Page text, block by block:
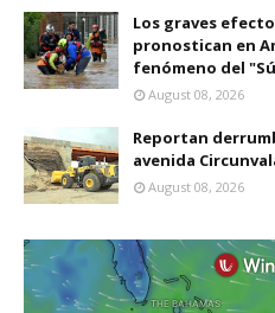
Los graves
pronostican en
fenómeno del
August 08, 2026
Reportan
avenida
August 08, 2026